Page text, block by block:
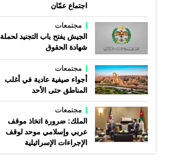
اجتماع عمّان
مجتمعات
الجيش يفتح باب التجنيد لحملة
شهادة الحقوق
مجتمعات
أجواء صيفية عادية في أغلب
المناطق حتى الأحد
مجتمعات
الملك: ضرورة اتخاذ موقف
عربي وإسلامي موحد لوقف
الإجراءات الإسرائيلية